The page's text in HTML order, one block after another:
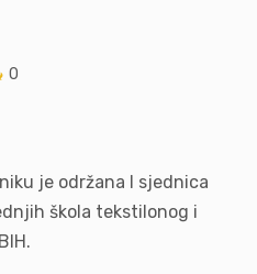
0
je održana I sjednica
škola tekstilonog i